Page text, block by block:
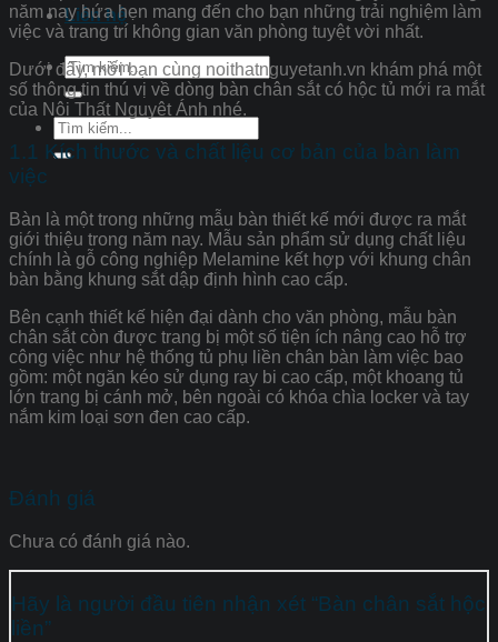
Liên hệ
Tìm
kiếm:
Tìm
kiếm:
năm nay hứa hẹn mang đến cho bạn những trải nghiệm làm
việc và trang trí không gian văn phòng tuyệt vời nhất.
Dưới đây, mời bạn cùng noithatnguyetanh.vn khám phá một
số thông tin thú vị về dòng bàn chân sắt có hộc tủ mới ra mắt
của Nội Thất Nguyệt Ánh nhé.
1.1 Kích thước và chất liệu cơ bản của bàn làm
việc
Bàn là một trong những mẫu bàn thiết kế mới được ra mắt
giới thiệu trong năm nay. Mẫu sản phẩm sử dụng chất liệu
chính là gỗ công nghiệp Melamine kết hợp với khung chân
bàn bằng khung sắt dập định hình cao cấp.
Bên cạnh thiết kế hiện đại dành cho văn phòng, mẫu bàn
chân sắt còn được trang bị một số tiện ích nâng cao hỗ trợ
công việc như hệ thống tủ phụ liền chân bàn làm việc bao
gồm: một ngăn kéo sử dụng ray bi cao cấp, một khoang tủ
lớn trang bị cánh mở, bên ngoài có khóa chìa locker và tay
nắm kim loại sơn đen cao cấp.
Đánh giá
Chưa có đánh giá nào.
Hãy là người đầu tiên nhận xét “Bàn chân sắt hộc
liền”